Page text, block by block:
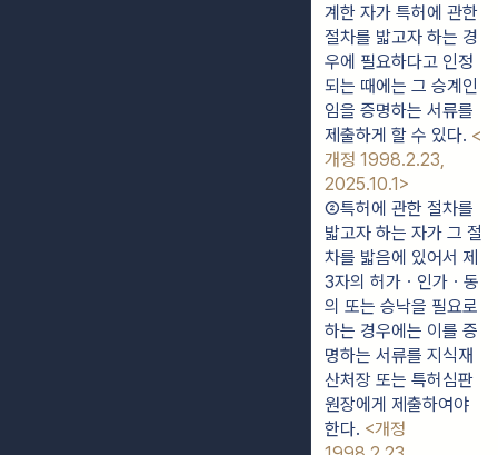
계한 자가 특허에 관한
절차를 밟고자 하는 경
우에 필요하다고 인정
되는 때에는 그 승계인
임을 증명하는 서류를
제출하게 할 수 있다. <
개정 1998.2.23,
2025.10.1>
②특허에 관한 절차를
밟고자 하는 자가 그 절
차를 밟음에 있어서 제
3자의 허가ㆍ인가ㆍ동
의 또는 승낙을 필요로
하는 경우에는 이를 증
명하는 서류를 지식재
산처장 또는 특허심판
원장에게 제출하여야
한다. <개정